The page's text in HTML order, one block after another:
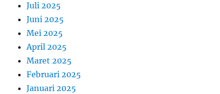
Juli 2025
Juni 2025
Mei 2025
April 2025
Maret 2025
Februari 2025
Januari 2025